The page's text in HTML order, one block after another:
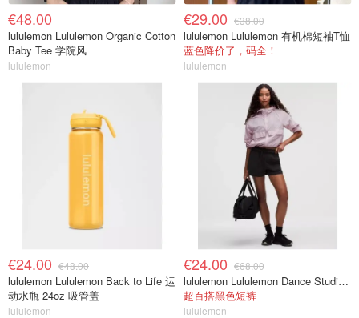
€48.00
lululemon Lululemon Organic Cotton
Baby Tee 学院风
lululemon
€29.00 €38.00
lululemon Lululemon 有机棉短袖T恤
蓝色降价了，码全！
lululemon
€24.00 €48.00
lululemon Lululemon Back to Life 运
动水瓶 24oz 吸管盖
lululemon
€24.00 €68.00
lululemon Lululemon Dance Studio 高腰短裤 3.5英寸
超百搭黑色短裤
lululemon